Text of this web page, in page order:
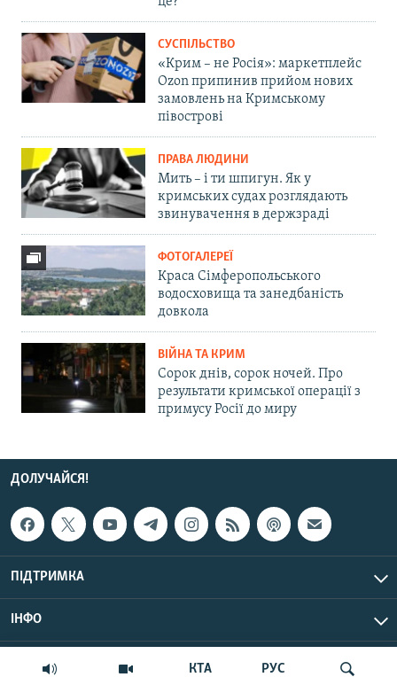
КТА РУС
СУСПІЛЬСТВО
«Крим – не Росія»: маркетплейс
Ozon припинив прийом нових
замовлень на Кримському
півострові
ПРАВА ЛЮДИНИ
Мить – і ти шпигун. Як у
кримських судах розглядають
звинувачення в держзраді
ФОТОГАЛЕРЕЇ
Краса Сімферопольського
водосховища та занедбаність
довкола
ВІЙНА ТА КРИМ
Сорок днів, сорок ночей. Про
результати кримської операції з
примусу Росії до миру
ДОЛУЧАЙСЯ!
ПІДТРИМКА
ІНФО
© Крим.Реалії, 2026 | Усі права застережено.